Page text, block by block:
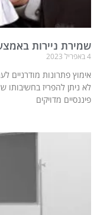
שמירת ניירות
4 באפריל 2023
אימוץ פתרונות מודרניים
לא ניתן להפריז בחשיבותו
פיננסיים מדויקים